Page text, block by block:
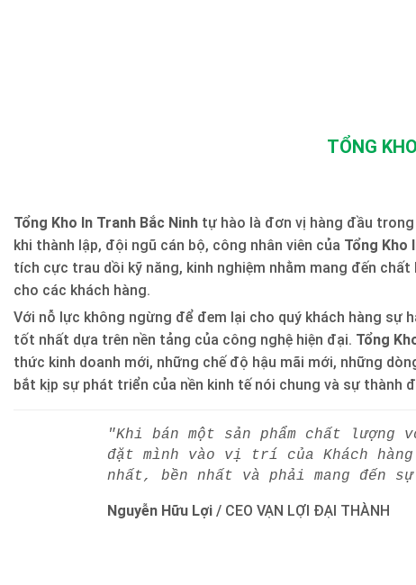
TỔNG
Tổng Kho In Tranh Bắc Ninh tự hào là đơn vị hàng đầu
khi thành lập, đội ngũ cán bộ, công nhân viên của Tổng Kho
tích cực trau dồi kỹ năng, kinh nghiệm nhằm mang đến
cho các khách hàng.
Với nỗ lực không ngừng để đem lại cho quý khách hàng sự
tốt nhất dựa trên nền tảng của công nghệ hiện đại. Tổng
thức kinh doanh mới, những chế độ hậu mãi mới, những
bắt kịp sự phát triển của nền kinh tế nói chung và sự thành
"Khi bán một sản phẩm chất
đặt mình vào vị trí của Khách
nhất, bền nhất và phải mang đến
Nguyễn Hữu Lợi / CEO VẠN LỢI ĐẠI THÀNH